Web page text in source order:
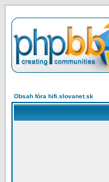
Obsah fóra hifi.slovanet.sk